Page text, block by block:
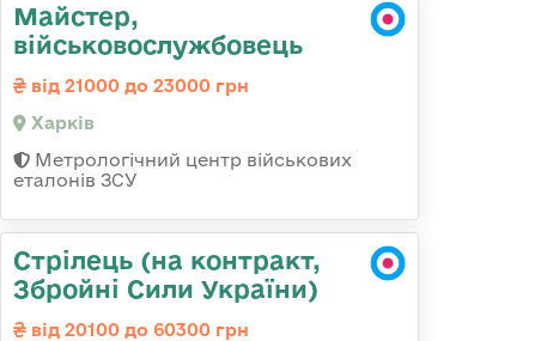
Майстер,
військовослужбовець
від 21000 до 23000 грн
Харків
Метрологічний центр військових
еталонів ЗСУ
Стрілець (на контракт,
Збройні Сили України)
від 20100 до 60300 грн